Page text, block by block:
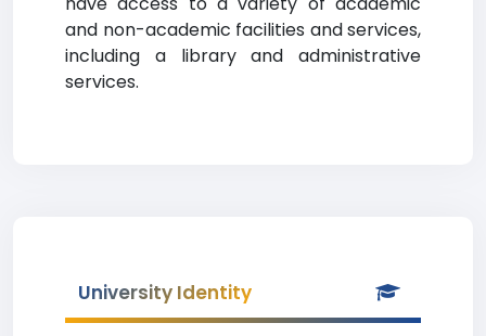
and non-academic facilities and services,
including a library and administrative
services.
University Identity